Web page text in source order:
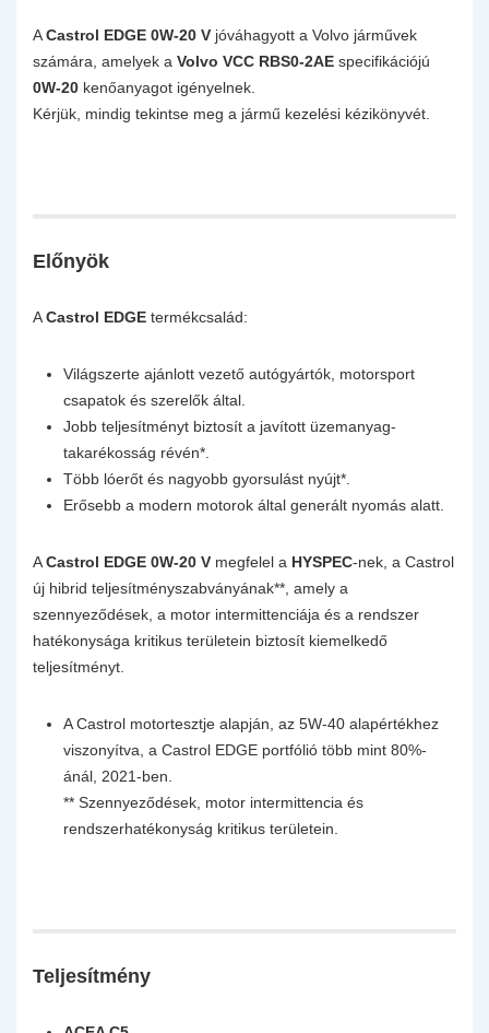
ACastrol EDGE 0W-20 V jóváhagyott a Volvo járművek
számára, amelyek a Volvo VCC RBS0-2AE specifikációjú
0W-20 kenőanyagot igényelnek.
Kérjük, mindig tekintse meg a jármű kezelési kézikönyvét.
Előnyök
ACastrol EDGE termékcsalád:
Világszerte ajánlott vezető autógyártók, motorsport
csapatok és szerelők által.
Jobb teljesítményt biztosít a javított üzemanyag-
takarékosság révén*.
Több lóerőt és nagyobb gyorsulást nyújt*.
Erősebb a modern motorok által generált nyomás alatt.
ACastrol EDGE 0W-20 V megfelel a HYSPEC-nek, a Castrol
új hibrid teljesítményszabványának**, amely a
szennyeződések, a motor intermittenciája és a rendszer
hatékonysága kritikus területein biztosít kiemelkedő
teljesítményt.
A Castrol motortesztje alapján, az 5W-40 alapértékhez
viszonyítva, a Castrol EDGE portfólió több mint 80%-
ánál, 2021-ben.
** Szennyeződések, motor intermittencia és
rendszerhatékonyság kritikus területein.
Teljesítmény